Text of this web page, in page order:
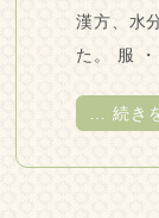
漢方、水
た。 服 ・
… 続き